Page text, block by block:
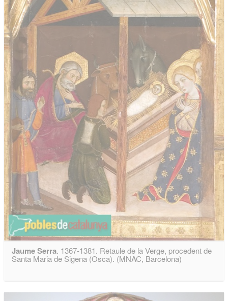
Jaume Serra. 1367-1381. Retaule de la Verge, procedent de
Santa Maria de Sigena (Osca). (MNAC, Barcelona)